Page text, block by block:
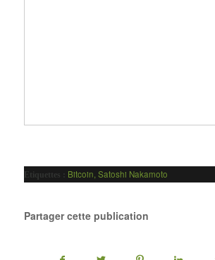
Etiquettes : Bitcoin, Satoshi Nakamoto
Partager cette publication